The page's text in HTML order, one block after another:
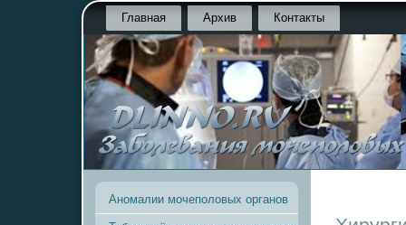
Главная Архив Контакты
Аномалии мочеполовых органов